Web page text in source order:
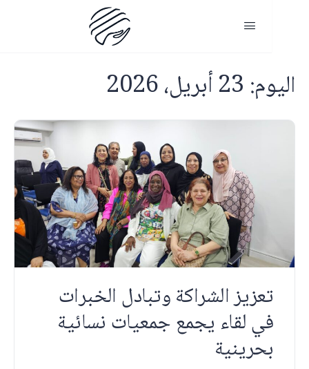
23 أبريل، 2026
تعزيز الشراكة وتبادل الخبرات
في لقاء يجمع جمعيات نسائية
بحرينية